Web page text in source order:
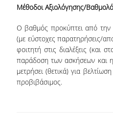
ΕΡΕΥΝΗΤΙΚΑ
ΕΡΕΥΝΗΤΙΚΕΣ
ΕΡΕΥΝΗΤΙΚΑ ΕΡΓΑ
Μέθοδοι Αξιολόγησης/
O βαθμός προκύπτει από την
(με εύστοχες παρατηρήσεις/
φοιτητή στις διαλέξεις (και
παράδοση των ασκήσεων και
μετρήσει (θετικά) για
προβιβάσιμος.